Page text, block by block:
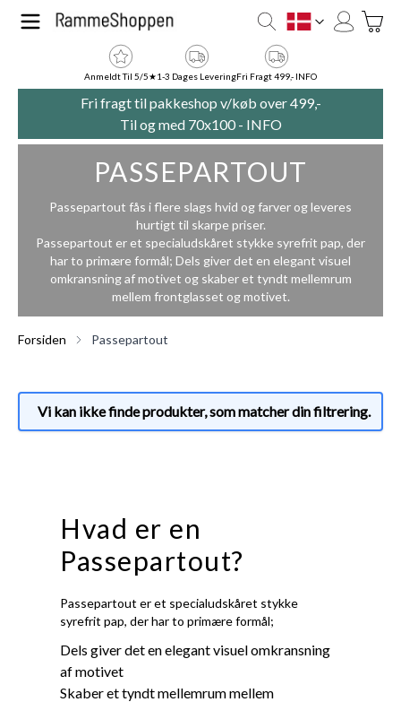
Skip to Content
DK
Anmeldt Til 5/5★1-3 Dages LeveringFri Fragt 499,- INFO
Fri fragt til pakkeshop v/køb over 499,-
Til og med 70x100 - INFO
PASSEPARTOUT
Passepartout fås i flere slags hvid og farver og leveres
hurtigt til skarpe priser.
Passepartout er et specialudskåret stykke syrefrit pap, der
har to primære formål; Dels giver det en elegant visuel
omkransning af motivet og skaber et tyndt mellemrum
mellem frontglasset og motivet.
Forsiden Passepartout
Vi kan ikke finde produkter, som matcher din filtrering.
Hvad er en
Passepartout?
Passepartout er et specialudskåret stykke
syrefrit pap, der har to primære formål;
Dels giver det en elegant visuel omkransning
af motivet
Skaber et tyndt mellemrum mellem